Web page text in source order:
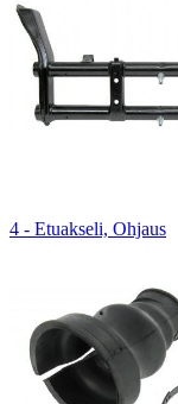
4 - Etuakseli, Ohjaus